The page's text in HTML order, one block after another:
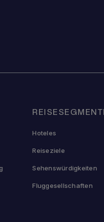
Hoteles
Reiseziele
Sehenswürdigkeiten
Fluggesellschaften